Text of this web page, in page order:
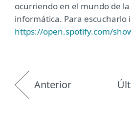
ocurriendo en el mundo de
informática. Para escucharlo
https://open.spotify.com/
Anterior